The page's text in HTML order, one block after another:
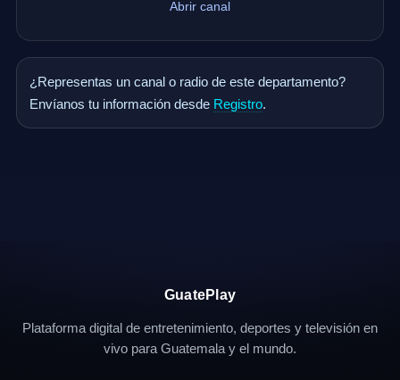
Abrir canal
¿Representas un canal o radio de este departamento?
Envíanos tu información desde Registro.
GuatePlay
Plataforma digital de entretenimiento, deportes y televisión en
vivo para Guatemala y el mundo.